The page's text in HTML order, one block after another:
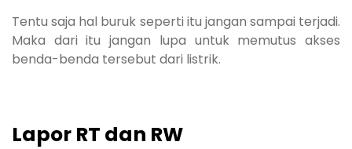
Tentu saja hal buruk seperti itu jangan sampai terjadi.
Maka dari itu jangan lupa untuk memutus akses
benda-benda tersebut dari listrik.
Lapor RT dan RW